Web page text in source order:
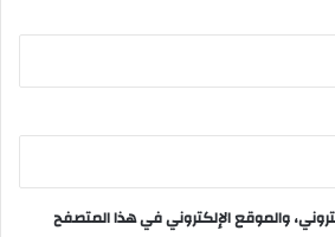
والموقع الإلكتروني في هذا المتصفح